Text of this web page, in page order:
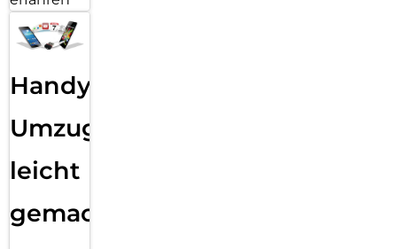
Handy
Umzug
leicht
gemacht!